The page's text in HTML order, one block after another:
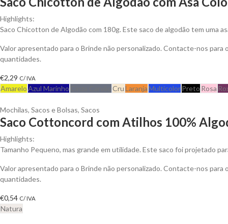
Highlights:
Saco Chicotton de Algodão com 180g. Este saco de algodão tem uma
Valor apresentado para o Brinde não personalizado. Contacte-nos
quantidades.
€2,29 C/ IVA
AmareloAzul Marinho CruLaranjaMulticolorPreto Rosa
Mochilas, Sacos e Bolsas, Sacos
Saco Cottoncord com Atilhos 100%
Highlights:
Tamanho Pequeno, mas grande em utilidade. Este saco foi projetado
Valor apresentado para o Brinde não personalizado. Contacte-nos
quantidades.
€0,54 C/ IVA
Natura